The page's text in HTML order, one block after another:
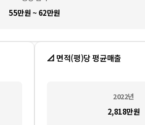
55만원 ~ 62만원
📐 면적(평)당 평균매출
2022년
2,818만원